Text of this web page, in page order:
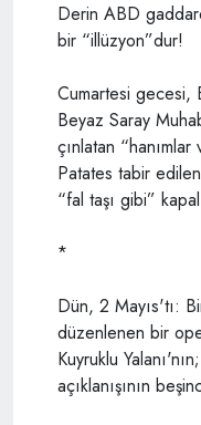
Derin ABD
bir “illüzyon”dur!
Cumartesi gecesi,
Beyaz Saray
çınlatan
Patates tabir
“fal taşı gibi”
*
Dün, 2 Mayıs'tı:
düzenlenen bir
Kuyruklu
açıklanışının